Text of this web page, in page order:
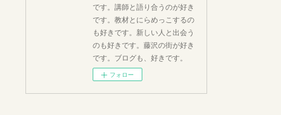
です。講師と語り合うのが好き
です。教材とにらめっこするの
も好きです。新しい人と出会う
のも好きです。藤沢の街が好き
です。ブログも、好きです。
フォロー